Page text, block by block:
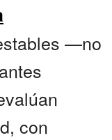
—no
con